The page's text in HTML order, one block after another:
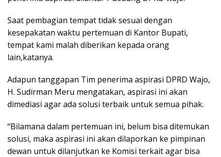
Saat pembagian tempat tidak sesuai dengan
kesepakatan waktu pertemuan di Kantor Bupati,
tempat kami malah diberikan kepada orang
lain,katanya.
Adapun tanggapan Tim penerima aspirasi DPRD Wajo,
H. Sudirman Meru mengatakan, aspirasi ini akan
dimediasi agar ada solusi terbaik untuk semua pihak.
“Bilamana dalam pertemuan ini, belum bisa ditemukan
solusi, maka aspirasi ini akan dilaporkan ke pimpinan
dewan untuk dilanjutkan ke Komisi terkait agar bisa